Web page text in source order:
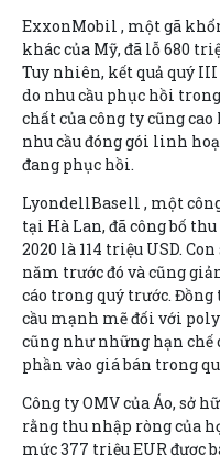
ExxonMobil , một gã
khác của Mỹ, đã lỗ 680
Tuy nhiên, kết quả quý
do nhu cầu phục hồi
chất của công ty cũng
nhu cầu đóng gói linh
đang phục hồi.
LyondellBasell , một
tại Hà Lan, đã công bố
2020 là 114 triệu USD.
năm trước đó và cũng
cáo trong quý trước.
cầu mạnh mẽ đối với
cũng như những hạn chế
phần vào giá bán trong
Công tyOMVcủa Áo, sở
rằng thu nhập ròng của
mức 377 triệu EUR được